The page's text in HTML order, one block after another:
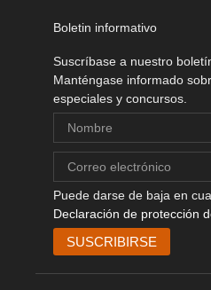
Boletin informativo
Suscríbase a nuestro
Manténgase informado
especiales y concursos.
Puede darse de baja en
Declaración de protección